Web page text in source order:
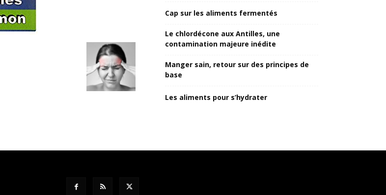
Cap sur les aliments fermentés
Le chlordécone aux Antilles, une
contamination majeure inédite
Manger sain, retour sur des principes de
base
Les aliments pour s’hydrater